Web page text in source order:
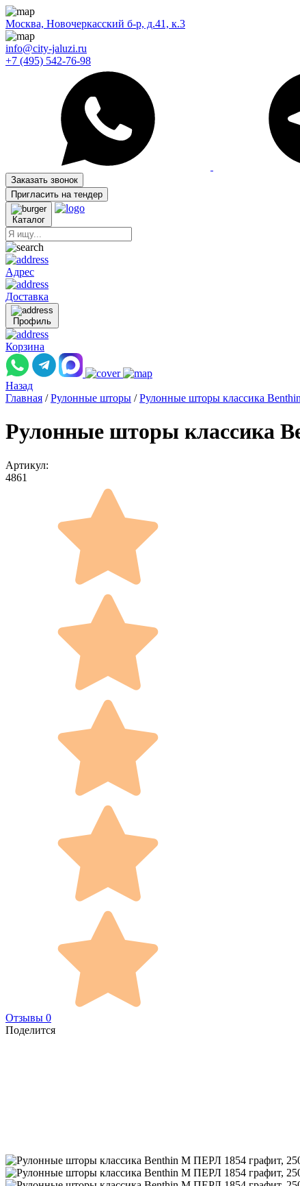
Москва, Новочеркасский б-р, д.41, к.3
info@city-jaluzi.ru
+7 (495) 542-76-98
Заказать звонок
Пригласить на тендер
Каталог
Адрес
Доставка
Профиль
Корзина
Назад
Главная / Рулонные шторы / Рулонные шторы классика
Рулонные шторы классика
Артикул:
4861
Отзывы 0
Поделится